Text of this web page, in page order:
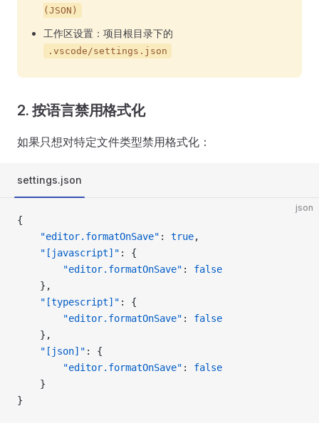
(JSON)
工作区设置：项目根目录下的
.vscode/settings.json
2. 按语言禁用格式化
如果只想对特定文件类型禁用格式化：
settings.json
json
{
    "editor.formatOnSave"
: true,
    "[javascript]"
: {
        "editor.formatOnSave"
: false
    },
    "[typescript]"
: {
        "editor.formatOnSave"
: false
    },
    "[json]"
: {
        "editor.formatOnSave"
: false
    }
}